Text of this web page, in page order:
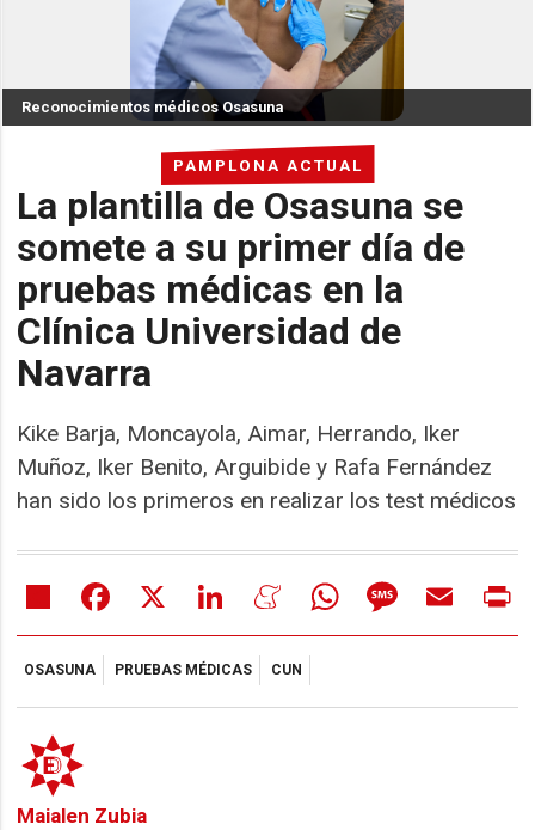
PAMPLONA ACTUAL
La plantilla de Osasuna se
somete a su primer día de
pruebas médicas en la
Clínica Universidad de
Navarra
Kike Barja, Moncayola, Aimar, Herrando, Iker
Muñoz, Iker Benito, Arguibide y Rafa Fernández
han sido los primeros en realizar los test médicos
Reconocimientos médicos Osasuna
Share Facebook LinkedIn MeneameWhatsAppMessageEmail
OSASUNA PRUEBAS MÉDICAS CUN
Maialen Zubia